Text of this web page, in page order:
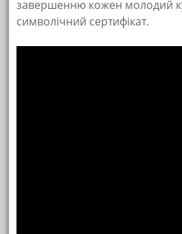
завершенню кожен молодий
символічний сертифікат.